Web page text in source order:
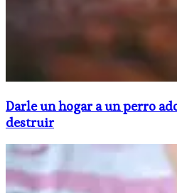
Darle un hogar a un perro
destruir